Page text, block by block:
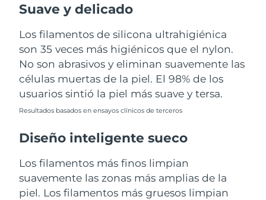
Suave y delicado
Los filamentos de silicona ultrahigiénica
son 35 veces más higiénicos que el nylon.
No son abrasivos y eliminan suavemente las
células muertas de la piel. El 98% de los
usuarios sintió la piel más suave y tersa.
Resultados basados en ensayos clínicos de terceros
Diseño inteligente sueco
Los filamentos más finos limpian
suavemente las zonas más amplias de la
piel. Los filamentos más gruesos limpian